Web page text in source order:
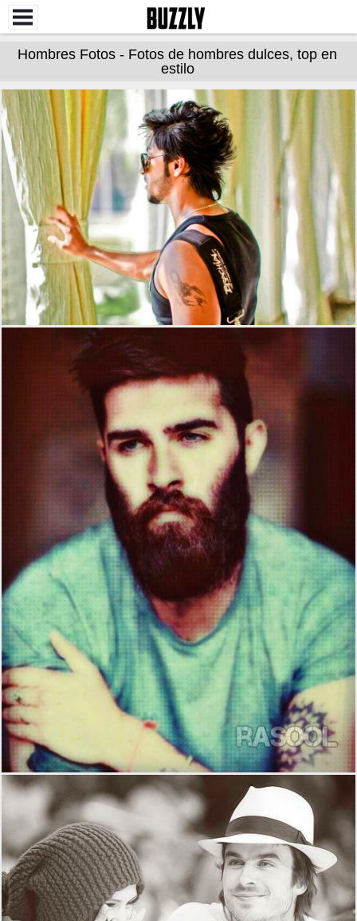
Hombres Fotos - Fotos de hombres dulces, top en
estilo